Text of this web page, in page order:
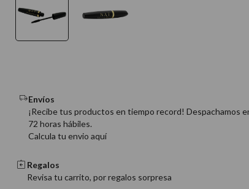
Envíos
¡Recibe tus productos en tiempo record! Despachamos
72 horas hábiles.
Calcula tu envio aquí
Regalos
Revisa tu carrito, por regalos sorpresa